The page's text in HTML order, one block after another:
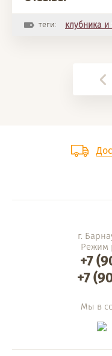
теги: клубника
г.
Режим
+7
+7
Мы в